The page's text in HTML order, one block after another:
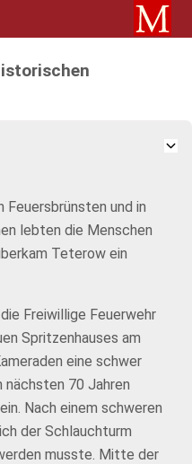
Feuersbrünsten und in
lebten die Menschen
Teterow ein
Freiwillige Feuerwehr
Spritzenhauses am
eine schwer
70 Jahren
Nach einem schweren
der Schlauchturm
musste. Mitte der